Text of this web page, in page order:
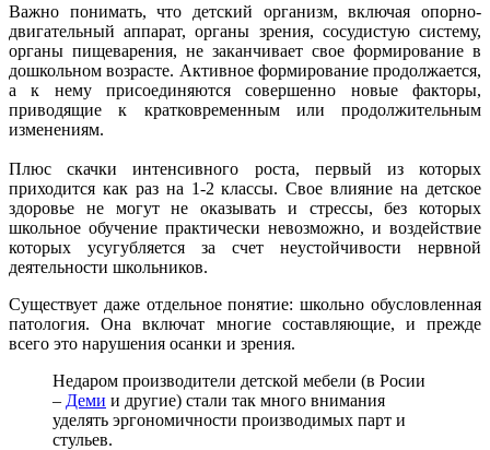
Важно понимать, что детский организм, включая опорно-
двигательный аппарат, органы зрения, сосудистую систему,
органы пищеварения, не заканчивает свое формирование в
дошкольном возрасте. Активное формирование продолжается,
а к нему присоединяются совершенно новые факторы,
приводящие к кратковременным или продолжительным
изменениям.
Плюс скачки интенсивного роста, первый из которых
приходится как раз на 1-2 классы. Свое влияние на детское
здоровье не могут не оказывать и стрессы, без которых
школьное обучение практически невозможно, и воздействие
которых усугубляется за счет неустойчивости нервной
деятельности школьников.
Существует даже отдельное понятие: школьно обусловленная
патология. Она включат многие составляющие, и прежде
всего это нарушения осанки и зрения.
Недаром производители детской мебели (в Росии
– Деми и другие) стали так много внимания
уделять эргономичности производимых парт и
стульев.